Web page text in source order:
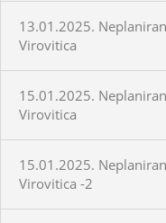
13.01.2025.
Virovitica
15.01.2025.
Virovitica
15.01.2025.
Virovitica -2